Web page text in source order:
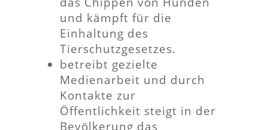
und kämpft für die
Einhaltung des
Tierschutzgesetzes.
betreibt gezielte
Medienarbeit und durch
Kontakte zur
Öffentlichkeit steigt in der
Bevölkerung das